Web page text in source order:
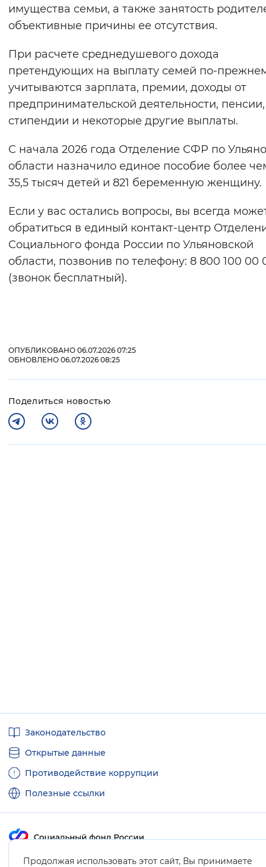
имущества семьи, а также занятость
объективные причины ее отсутствия.
При расчете среднедушевого дохода
претендующих на выплату семей по-
учитываются зарплата, премии, доходы от
предпринимательской деятельности, пенсии,
стипендии и некоторые другие выплаты.
С начала 2026 года Отделение СФР по
области назначило единое пособие более
35,5 тысяч детей и 821 беременную женщину.
Если у вас остались вопросы, вы всегда
обратиться в единый контакт-центр
Социального фонда России по Ульяновской
области, позвонив по телефону: 8 800 100 00
(звонок бесплатный).
ОПУБЛИКОВАНО 06.07.2026 07:25
ОБНОВЛЕНО 06.07.2026 08:25
Поделиться новостью
Продолжая использовать этот сайт, Вы принимаете
ссылкиЗаконодательство
Открытые данные
Противодействие коррупции
Полезные ссылки
Карта сайта